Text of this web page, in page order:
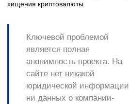
хищения криптовалюты.
Ключевой проблемой
является полная
анонимность проекта. На
сайте нет никакой
юридической информации
ни данных о компании-